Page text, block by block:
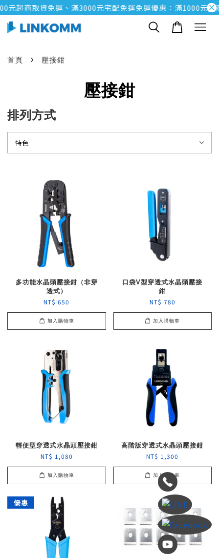
元超商取貨免運、滿3000元宅配免運免運優惠：滿1000元超
首頁 › 壓接鉗
壓接鉗
排列方式
多功能水晶頭壓接鉗（非穿
透式）
NT$ 650
加入購物車
口袋V型穿透式水晶頭壓接
鉗
NT$ 780
加入購物車
輕便型穿透式水晶頭壓接鉗
NT$ 1,080
加入購物車
高階版穿透式水晶頭壓接鉗
NT$ 1,300
加入購物車
優惠